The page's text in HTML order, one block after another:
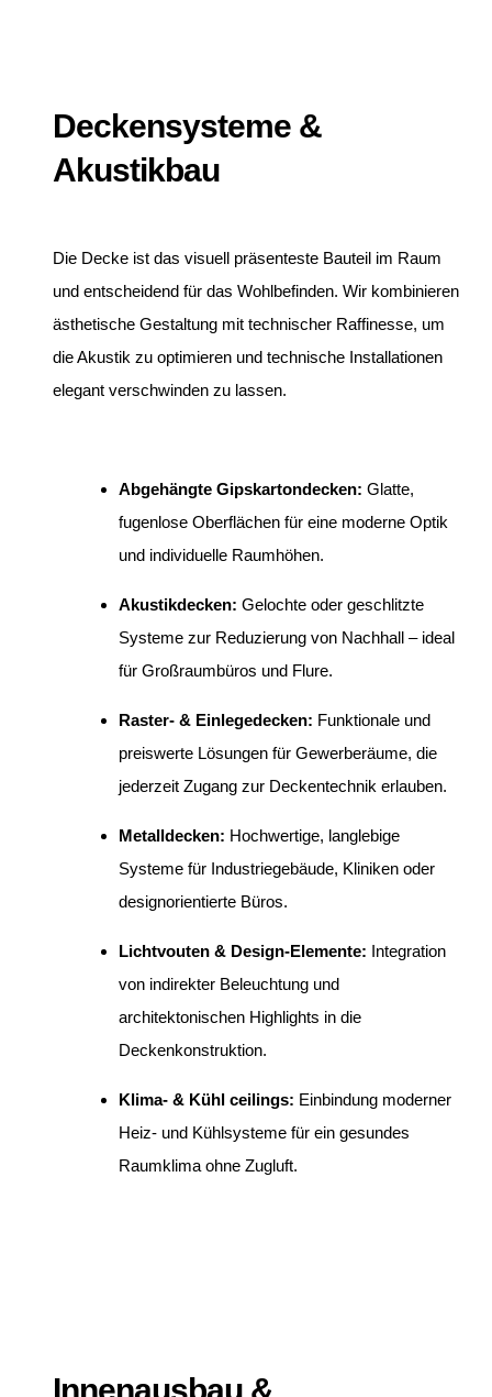
Deckensysteme &
Akustikbau
Die Decke ist das visuell präsenteste Bauteil im Raum
und entscheidend für das Wohlbefinden. Wir kombinieren
ästhetische Gestaltung mit technischer Raffinesse, um
die Akustik zu optimieren und technische Installationen
elegant verschwinden zu lassen.
Abgehängte Gipskartondecken: Glatte,
fugenlose Oberflächen für eine moderne Optik
und individuelle Raumhöhen.
Akustikdecken: Gelochte oder geschlitzte
Systeme zur Reduzierung von Nachhall – ideal
für Großraumbüros und Flure.
Raster- & Einlegedecken: Funktionale und
preiswerte Lösungen für Gewerberäume, die
jederzeit Zugang zur Deckentechnik erlauben.
Metalldecken: Hochwertige, langlebige
Systeme für Industriegebäude, Kliniken oder
designorientierte Büros.
Lichtvouten & Design-Elemente: Integration
von indirekter Beleuchtung und
architektonischen Highlights in die
Deckenkonstruktion.
Klima- & Kühl ceilings: Einbindung moderner
Heiz- und Kühlsysteme für ein gesundes
Raumklima ohne Zugluft.